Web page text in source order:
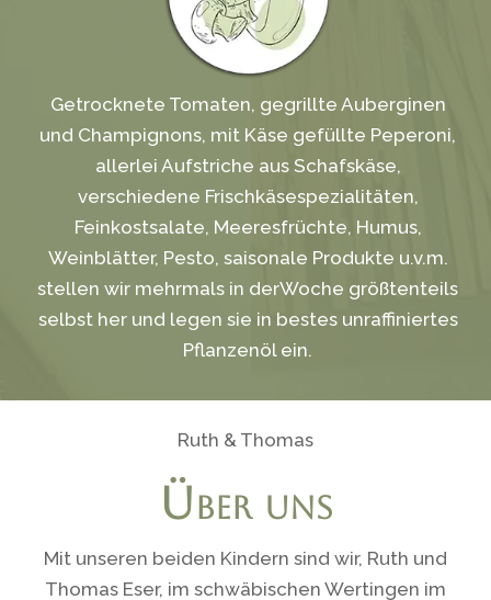
Getrocknete Tomaten, gegrillte Auberginen
und Champignons, mit Käse gefüllte Peperoni,
allerlei Aufstriche aus Schafskäse,
verschiedene Frischkäsespezialitäten,
Feinkostsalate, Meeresfrüchte, Humus,
Weinblätter, Pesto, saisonale Produkte u.v.m.
stellen wir mehrmals in derWoche größtenteils
selbst her und legen sie in bestes unraffiniertes
Pflanzenöl ein.
Ruth & Thomas
Über uns
Mit unseren beiden Kindern sind wir, Ruth und
Thomas Eser, im schwäbischen Wertingen im